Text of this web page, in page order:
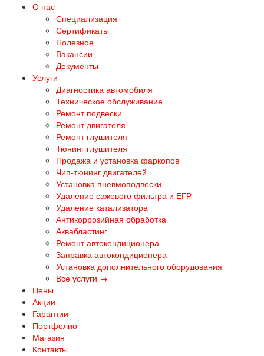
О нас
Специализация
Сертификаты
Полезное
Вакансии
Документы
Услуги
Диагностика автомобиля
Техническое обслуживание
Ремонт подвески
Ремонт двигателя
Ремонт глушителя
Тюнинг глушителя
Продажа и установка фаркопов
Чип-тюнинг двигателей
Установка пневмоподвески
Удаление сажевого фильтра и ЕГР
Удаление катализатора
Антикоррозийная обработка
Аквабластинг
Ремонт автокондиционера
Заправка автокондиционера
Установка дополнительного оборудования
Все услуги →
Цены
Акции
Гарантии
Портфолио
Магазин
Контакты